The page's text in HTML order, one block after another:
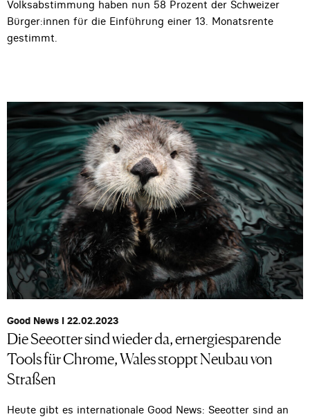
Volksabstimmung haben nun 58 Prozent der Schweizer
Bürger:innen für die Einführung einer 13. Monatsrente
gestimmt.
Good News I 22.02.2023
Die Seeotter sind wieder da, ernergiesparende
Tools für Chrome, Wales stoppt Neubau von
Straßen
Heute gibt es internationale Good News: Seeotter sind an